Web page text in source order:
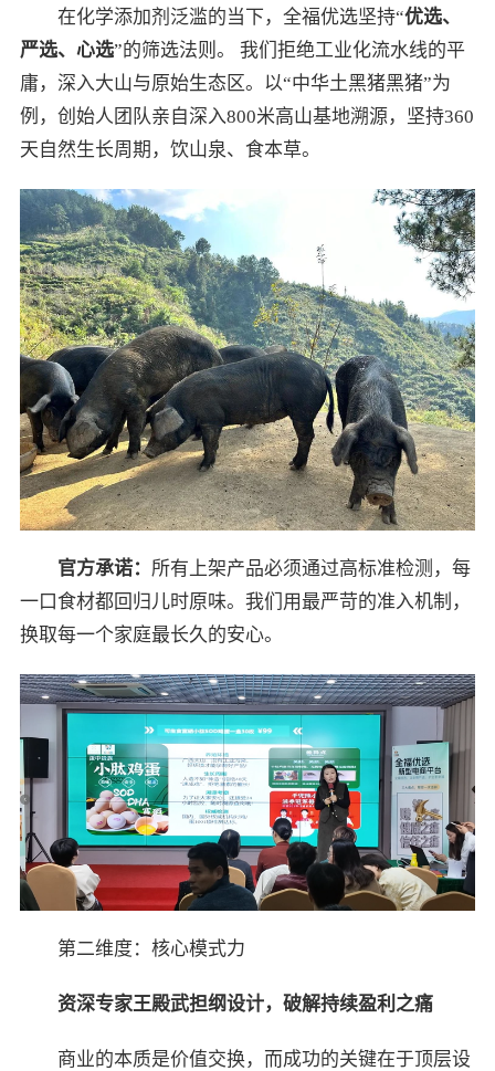
在化学添加剂泛滥的当下，全福优选坚持“优选、
严选、心选”的筛选法则。 我们拒绝工业化流水线的平
庸，深入大山与原始生态区。以“中华土黑猪黑猪”为
例，创始人团队亲自深入800米高山基地溯源，坚持360
天自然生长周期，饮山泉、食本草。
官方承诺： 所有上架产品必须通过高标准检测，每
一口食材都回归儿时原味。我们用最严苛的准入机制，
换取每一个家庭最长久的安心。
第二维度：核心模式力
资深专家王殿武担纲设计，破解持续盈利之痛
商业的本质是价值交换，而成功的关键在于顶层设